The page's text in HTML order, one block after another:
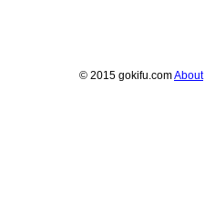
© 2015 gokifu.comAbout